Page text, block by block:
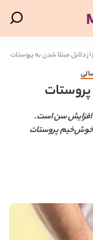
افزایش سن است.
خوش‌خیم پروستات